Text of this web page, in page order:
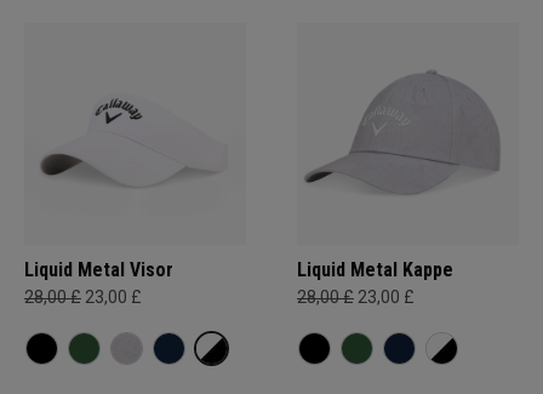
Liquid Metal Visor
28,00 £ 23,00 £
Liquid Metal Kappe
28,00 £ 23,00 £